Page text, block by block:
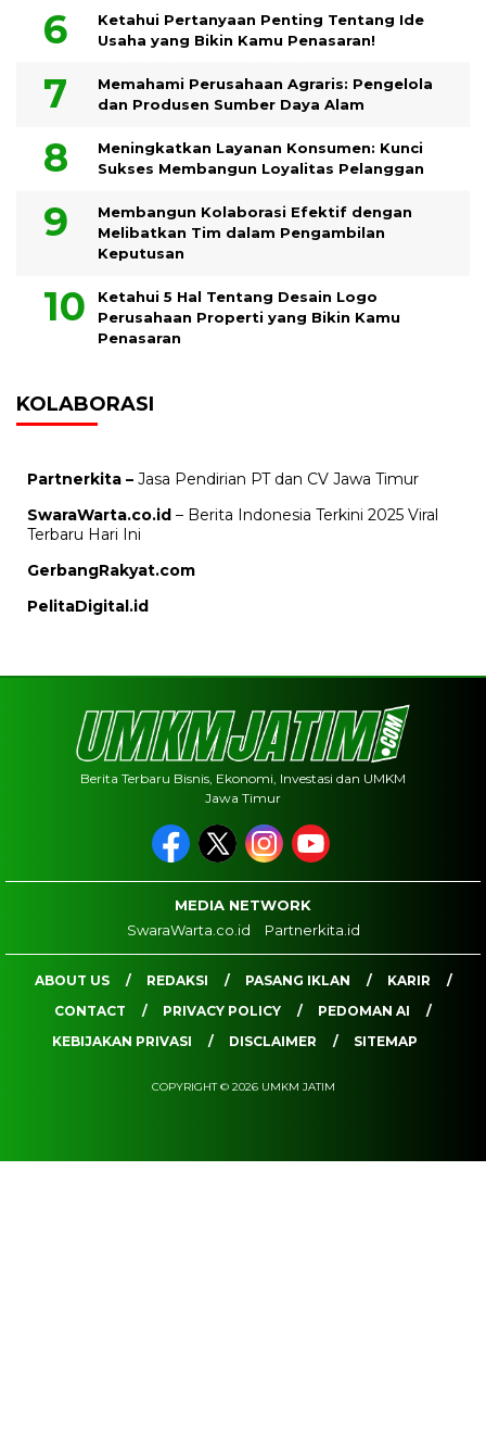
Ketahui Pertanyaan Penting Tentang Ide
Usaha yang Bikin Kamu Penasaran!
Memahami Perusahaan Agraris: Pengelola
dan Produsen Sumber Daya Alam
Meningkatkan Layanan Konsumen: Kunci
Sukses Membangun Loyalitas Pelanggan
Membangun Kolaborasi Efektif dengan
Melibatkan Tim dalam Pengambilan
Keputusan
Ketahui 5 Hal Tentang Desain Logo
Perusahaan Properti yang Bikin Kamu
Penasaran
KOLABORASI
Partnerkita – Jasa Pendirian PT dan CV Jawa Timur
SwaraWarta.co.id – Berita Indonesia Terkini 2025 Viral
Terbaru Hari Ini
GerbangRakyat.com
PelitaDigital.id
Berita Terbaru Bisnis, Ekonomi, Investasi dan UMKM
Jawa Timur
MEDIA NETWORK
SwaraWarta.co.id
Partnerkita.id
ABOUT US REDAKSI PASANG IKLAN
KARIR
CONTACT
PRIVACY POLICY
PEDOMAN AI
KEBIJAKAN PRIVASI
DISCLAIMER SITEMAP
COPYRIGHT © 2026 UMKM JATIM